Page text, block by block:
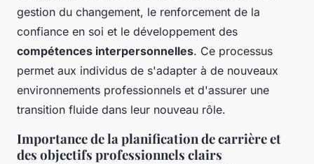
gestion du changement, le renforcement de la
confiance en soi et le développement des
compétences interpersonnelles. Ce processus
permet aux individus de s'adapter à de nouveaux
environnements professionnels et d'assurer une
transition fluide dans leur nouveau rôle.
Importance de la planification de carrière et
des objectifs professionnels clairs